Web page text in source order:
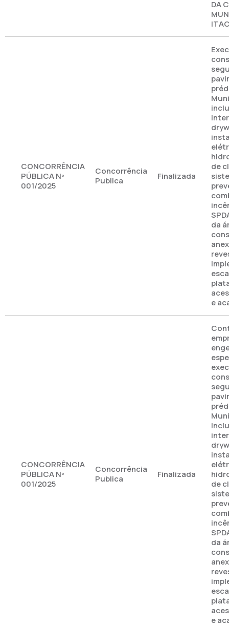
DA
CONCORRÊNCIA
PÚBLICA Nº
001/2025
Concorrência
Publica
Finalizada
de
da
e
CONCORRÊNCIA
PÚBLICA Nº
001/2025
Concorrência
Publica
Finalizada
de
da
e